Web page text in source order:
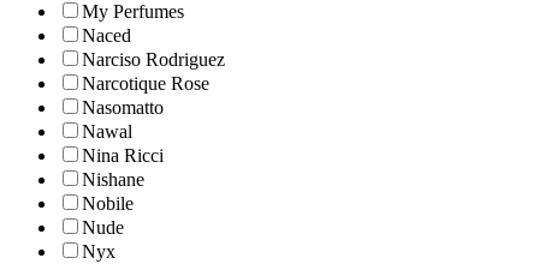
My Perfumes
Naced
Narciso Rodriguez
Narcotique Rose
Nasomatto
Nawal
Nina Ricci
Nishane
Nobile
Nude
Nyx